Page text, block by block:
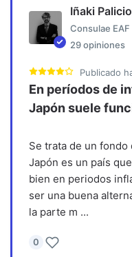
Iñaki
Consulae EAF
29 opiniones
Publicado
En períodos de
Japón suele
Se trata de un
Japón es un país
bien en periodos
ser una buena
la parte m ...
0